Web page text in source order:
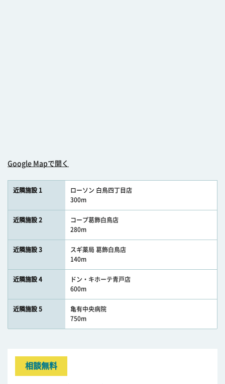
Google Mapで開く
近隣施設 1
ローソン 白鳥四丁目店
300m
近隣施設 2
コープ葛飾白鳥店
280m
近隣施設 3
スギ薬局 葛飾白鳥店
140m
近隣施設 4
ドン・キホーテ青戸店
600m
近隣施設 5
亀有中央病院
750m
相談無料